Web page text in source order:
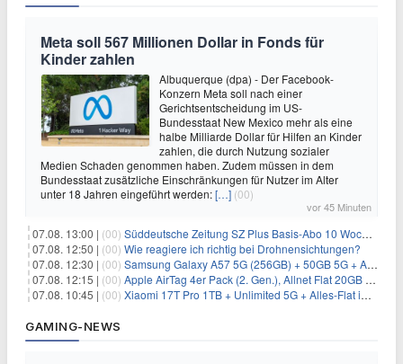
Meta soll 567 Millionen Dollar in Fonds für
Kinder zahlen
Albuquerque (dpa) - Der Facebook-
Konzern Meta soll nach einer
Gerichtsentscheidung im US-
Bundesstaat New Mexico mehr als eine
halbe Milliarde Dollar für Hilfen an Kinder
zahlen, die durch Nutzung sozialer
Medien Schaden genommen haben. Zudem müssen in dem
Bundesstaat zusätzliche Einschränkungen für Nutzer im Alter
unter 18 Jahren eingeführt werden:[…] (00)
vor 45 Minuten
07.08. 13:00 | (00) Süddeutsche Zeitung SZ Plus Basis-Abo 10 Wochen für 10€
07.08. 12:50 | (00) Wie reagiere ich richtig bei Drohnensichtungen?
07.08. 12:30 | (00) Samsung Galaxy A57 5G (256GB) + 50GB 5G + Alles-Flat im Vodafone-Netz für 19,99€/Monat – eff. 2,36€/Monat
07.08. 12:15 | (00) Apple AirTag 4er Pack (2. Gen.), Allnet Flat 20GB 5G im Telekom-Netz für 14,99€/Monat – eff. 2,07€/Monat
07.08. 10:45 | (00) Xiaomi 17T Pro 1TB + Unlimited 5G + Alles-Flat im o2 Netz für 29,99€/Monat – eff. 1,15€/Monat
GAMING-NEWS